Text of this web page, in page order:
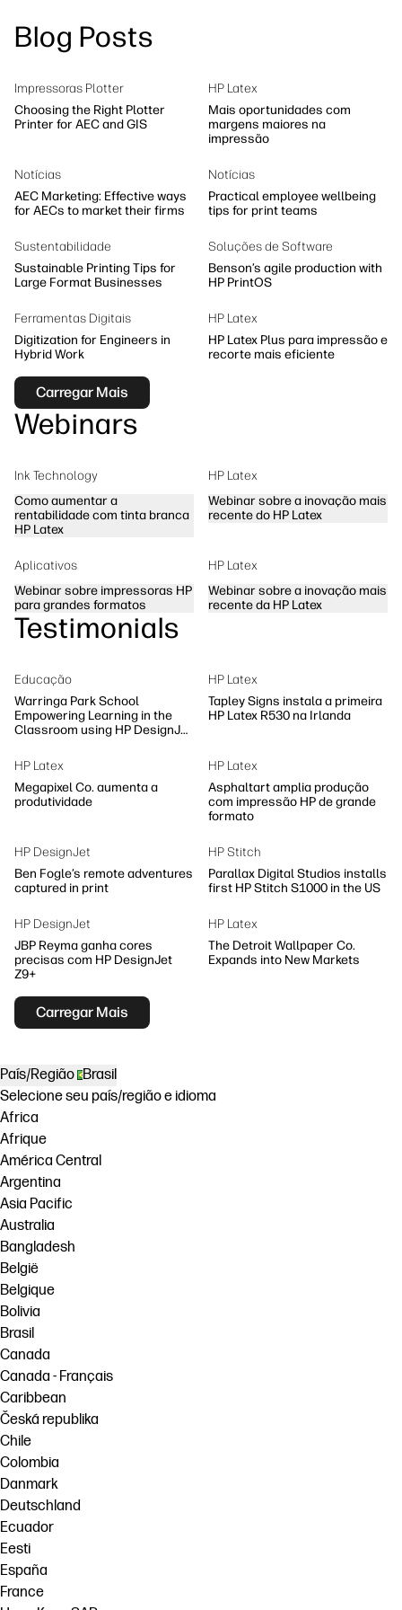
Soluções de processo de trabalho
Blog Posts
Impressoras Plotter
Choosing the Right Plotter
Printer for AEC and GIS
HP Latex
Mais oportunidades com
margens maiores na
impressão
Notícias
AEC Marketing: Effective ways
for AECs to market their firms
Notícias
Practical employee wellbeing
tips for print teams
Sustentabilidade
Sustainable Printing Tips for
Large Format Businesses
Soluções de Software
Benson’s agile production with
HP PrintOS
Ferramentas Digitais
Digitization for Engineers in
Hybrid Work
HP Latex
HP Latex Plus para impressão e
recorte mais eficiente
Carregar Mais
Webinars
Ink Technology
Como aumentar a
rentabilidade com tinta branca
HP Latex
HP Latex
Webinar sobre a inovação mais
recente do HP Latex
Aplicativos
Webinar sobre impressoras HP
para grandes formatos
HP Latex
Webinar sobre a inovação mais
recente da HP Latex
Testimonials
Educação
Warringa Park School
Empowering Learning in the
Classroom using HP DesignJet
HP Latex
Tapley Signs instala a primeira
HP Latex R530 na Irlanda
HP Latex
Megapixel Co. aumenta a
produtividade
HP Latex
Asphaltart amplia produção
com impressão HP de grande
formato
HP DesignJet
Ben Fogle’s remote adventures
captured in print
HP Stitch
Parallax Digital Studios installs
first HP Stitch S1000 in the US
HP DesignJet
JBP Reyma ganha cores
precisas com HP DesignJet
Z9+
HP Latex
The Detroit Wallpaper Co.
Expands into New Markets
Carregar Mais
País/Região Brasil
Selecione seu país/região e idioma
Africa
Afrique
América Central
Argentina
Asia Pacific
Australia
Bangladesh
België
Belgique
Bolivia
Brasil
Canada
Canada - Français
Caribbean
Česká republika
Chile
Colombia
Danmark
Deutschland
Ecuador
Eesti
España
France